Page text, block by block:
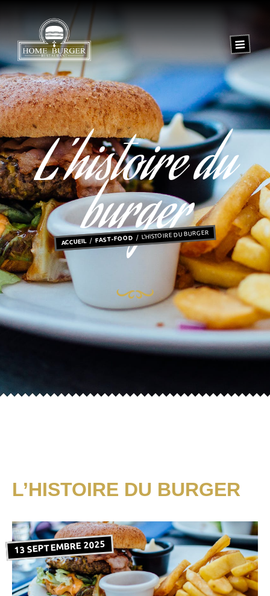
L’histoire du
burger
ACCUEIL FAST-FOOD L’HISTOIRE DU BURGER
L’HISTOIRE DU BURGER
13 SEPTEMBRE 2025